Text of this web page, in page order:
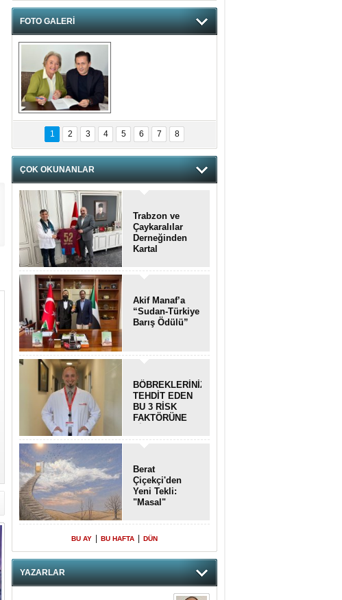
FOTO GALERİ
hnzzzna
1 2 3 4 5 6 7 8
ÇOK OKUNANLAR
Trabzon ve
Çaykaralılar
Derneğinden
Kartal
anlamlı ziyaret
Akif Manaf’a
“Sudan-Türkiye
Barış Ödülü”
BÖBREKLERİNİZİ
TEHDİT EDEN
BU 3 RİSK
FAKTÖRÜNE
Berat
Çiçekçi'den
Yeni Tekli:
"Masal"
BU AY BU HAFTA DÜN
YAZARLAR